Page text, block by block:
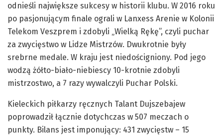
odnieśli największe sukcesy w historii klubu. W 2016 roku
po pasjonującym finale ograli w Lanxess Arenie w Kolonii
Telekom Veszprem i zdobyli „Wielką Rękę”, czyli puchar
za zwycięstwo w Lidze Mistrzów. Dwukrotnie były
srebrne medale. W kraju jest niedościgniony. Pod jego
wodzą żółto-biało-niebiescy 10-krotnie zdobyli
mistrzostwo, a 7 razy wywalczyli Puchar Polski.
Kieleckich piłkarzy ręcznych Talant Dujszebajew
poprowadził łącznie dotychczas w 507 meczach o
punkty. Bilans jest imponujący: 431 zwycięstw – 15